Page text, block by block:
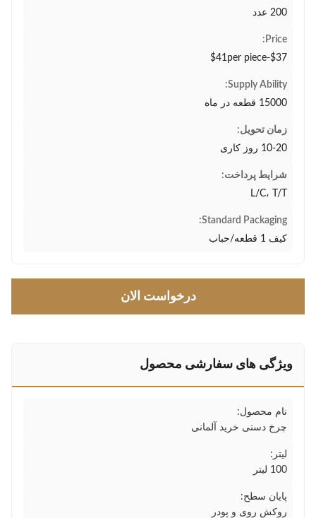
200 عدد
Price:
$37-$41per piece
Supply Ability:
15000 قطعه در ماه
زمان تحویل:
10-20 روز کاری
شرایط پرداخت:
L/C، T/T
Standard Packaging:
کیف 1 قطعه/حباب
درخواست الان
ویژگی های سفارشی محصول
نام محصول:
چرخ دستی خرید آلمانی
لیتر:
100 لیتر
پایان سطح:
روکش روی و پودر